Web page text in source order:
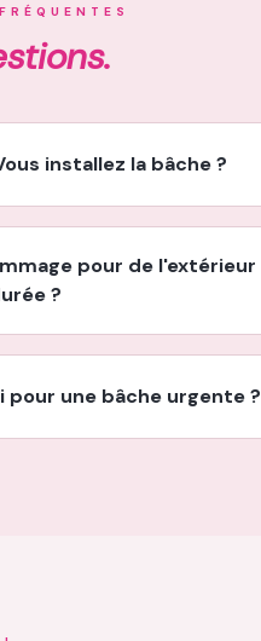
installez la bâche ?
pour de l'extérieur
?
pour une bâche urgente ?